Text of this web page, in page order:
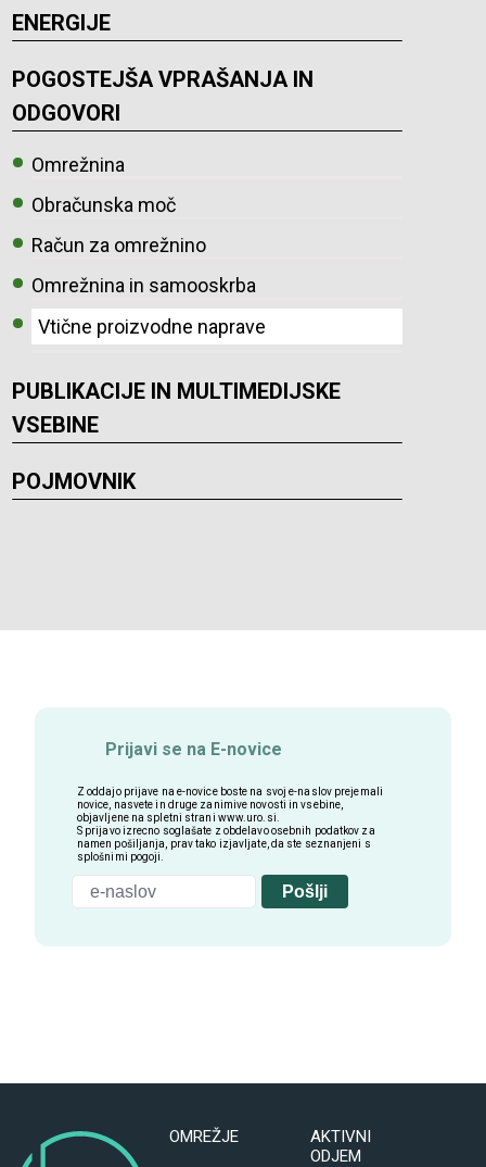
ENERGIJE
POGOSTEJŠA VPRAŠANJA IN
ODGOVORI
Omrežnina
Obračunska moč
Račun za omrežnino
Omrežnina in samooskrba
Vtične proizvodne naprave
PUBLIKACIJE IN MULTIMEDIJSKE
VSEBINE
POJMOVNIK
Prijavi se na E-novice
Z oddajo prijave na e-novice boste na svoj e-naslov prejemali
novice, nasvete in druge zanimive novosti in vsebine,
objavljene na spletni strani www.uro.si
S prijavo izrecno soglašate z obdelavo osebnih podatkov za
namen pošiljanja, prav tako izjavljate, da ste seznanjeni s
splošnimi pogoji.
Pošlji
OMREŽJE
AKTIVNI
ODJEM